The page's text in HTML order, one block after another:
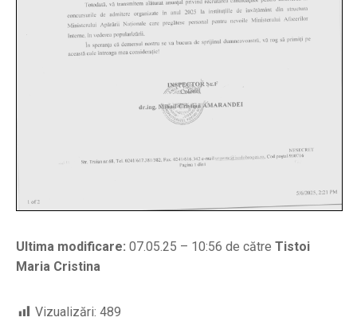
Ultima modificare: 07.05.25 – 10:56 de către Tistoi
Maria Cristina
Vizualizări: 489